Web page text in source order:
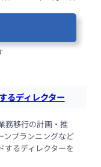
るディレクター
務移行の計画・推
ンプランニングなど
するディレクターを